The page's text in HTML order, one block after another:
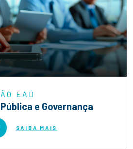
EAD
e Governança
SAIBA MAIS